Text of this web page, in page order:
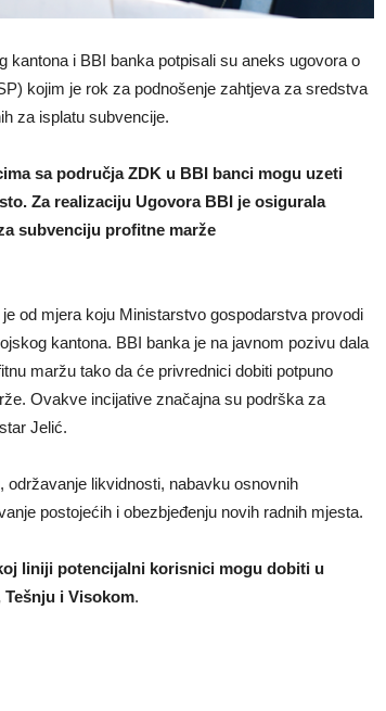
i BBI banka potpisali su aneks ugovora o
kojim je rok za podnošenje zahtjeva za sredstva
za isplatu subvencije.
sa područja ZDK u BBI banci mogu uzeti
Za realizaciju Ugovora BBI je osigurala
subvenciju profitne marže
od mjera koju Ministarstvo gospodarstva provodi
kantona. BBI banka je na javnom pozivu dala
maržu tako da će privrednici dobiti potpuno
Ovakve incijative značajna su podrška za
Jelić.
likvidnosti, nabavku osnovnih
postojećih i obezbjeđenju novih radnih mjesta.
liniji potencijalni korisnici mogu dobiti u
i Visokom.